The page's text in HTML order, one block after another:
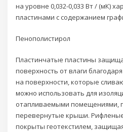
на уровне 0,032-0,033 Вт / (мК)
пластинами с содержанием
Пенополистирол
Пластинчатые пластины
поверхность от влаги
на поверхности, которые
можно использовать для
отапливаемыми помещениями,
перевернутые крыши.
покрыты геотекстилем,